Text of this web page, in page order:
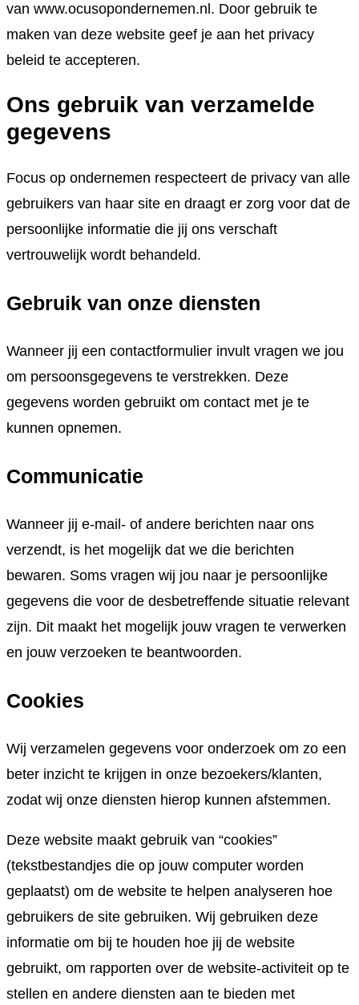
van www.ocusopondernemen.nl. Door gebruik te
maken van deze website geef je aan het privacy
beleid te accepteren.
Ons gebruik van verzamelde
gegevens
Focus op ondernemen respecteert de privacy van alle
gebruikers van haar site en draagt er zorg voor dat de
persoonlijke informatie die jij ons verschaft
vertrouwelijk wordt behandeld.
Gebruik van onze diensten
Wanneer jij een contactformulier invult vragen we jou
om persoonsgegevens te verstrekken. Deze
gegevens worden gebruikt om contact met je te
kunnen opnemen.
Communicatie
Wanneer jij e-mail- of andere berichten naar ons
verzendt, is het mogelijk dat we die berichten
bewaren. Soms vragen wij jou naar je persoonlijke
gegevens die voor de desbetreffende situatie relevant
zijn. Dit maakt het mogelijk jouw vragen te verwerken
en jouw verzoeken te beantwoorden.
Cookies
Wij verzamelen gegevens voor onderzoek om zo een
beter inzicht te krijgen in onze bezoekers/klanten,
zodat wij onze diensten hierop kunnen afstemmen.
Deze website maakt gebruik van “cookies”
(tekstbestandjes die op jouw computer worden
geplaatst) om de website te helpen analyseren hoe
gebruikers de site gebruiken. Wij gebruiken deze
informatie om bij te houden hoe jij de website
gebruikt, om rapporten over de website-activiteit op te
stellen en andere diensten aan te bieden met